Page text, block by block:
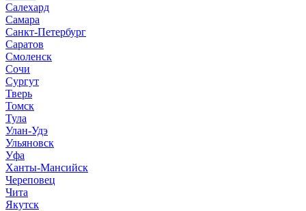
Салехард
Самара
Санкт-Петербург
Саратов
Смоленск
Сочи
Сургут
Тверь
Томск
Тула
Улан-Удэ
Ульяновск
Уфа
Ханты-Мансийск
Череповец
Чита
Якутск